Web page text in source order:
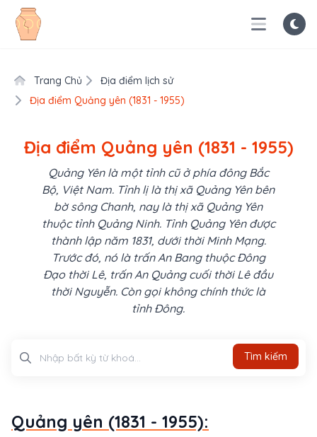
Trang Chủ
Địa điểm lịch sử
Địa điểm Quảng yên (1831 - 1955)
Địa điểm Quảng yên (1831 - 1955)
Quảng Yên là một tỉnh cũ ở phía đông Bắc
Bộ, Việt Nam. Tỉnh lị là thị xã Quảng Yên bên
bờ sông Chanh, nay là thị xã Quảng Yên
thuộc tỉnh Quảng Ninh. Tỉnh Quảng Yên được
thành lập năm 1831, dưới thời Minh Mạng.
Trước đó, nó là trấn An Bang thuộc Đông
Đạo thời Lê, trấn An Quảng cuối thời Lê đầu
thời Nguyễn. Còn gọi không chính thức là
tỉnh Đông.
Tìm kiếm
Quảng yên (1831 - 1955):